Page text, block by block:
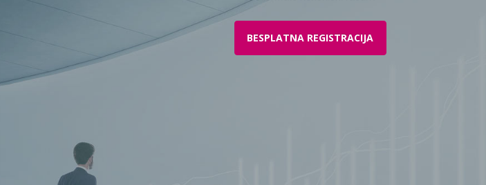
BESPLATNA REGISTRACIJA